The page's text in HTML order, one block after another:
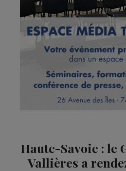
Haute-Savoie : le
Vallières a